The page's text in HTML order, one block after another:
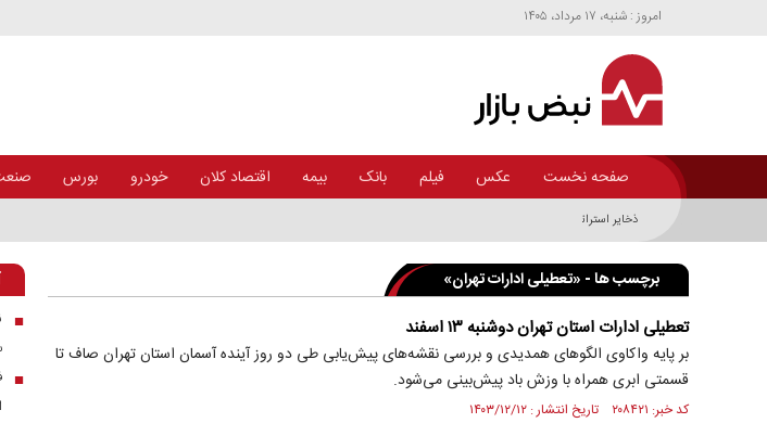
امروز : شنبه، ۱۷ مرداد، ۱۴۰۵
صفحه نخست عکس فیلم بانک بیمه اقتصاد کلان خودرو بورس
ذخایر استراتژیک آب کشور در چه وضعیتی است؟+اینفوگرافی
برچسب ها - «تعطیلی ادارات تهران»
تعطیلی ادارات استان تهران دوشنبه ۱۳ اسفند
بر پایه واکاوی الگوهای همدیدی و بررسی نقشه‌های پیش‌یابی طی دو روز آینده آسمان استان تهران صاف تا
قسمتی ابری همراه با وزش باد پیش‌بینی می‌شود.
کد خبر: ۲۰۸۴۲۱ تاریخ انتشار : ۱۴۰۳/۱۲/۱۲
■
■